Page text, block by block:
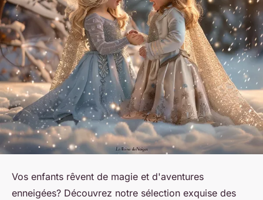
Vos enfants rêvent de magie et d'aventures
enneigées? Découvrez notre sélection exquise des